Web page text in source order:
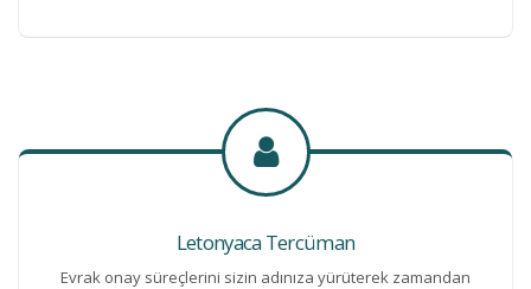
Letonyaca Tercüman
Evrak onay süreçlerini sizin adınıza yürüterek zamandan